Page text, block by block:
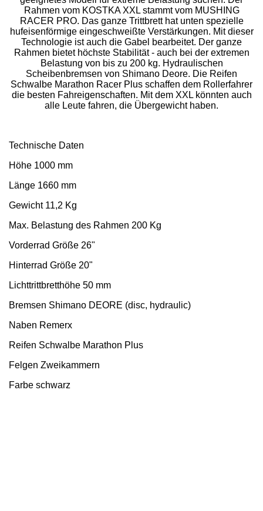
Rahmen vom KOSTKA XXL stammt vom MUSHING
RACER PRO. Das ganze Trittbrett hat unten spezielle
hufeisenförmige eingeschweißte Verstärkungen. Mit dieser
Technologie ist auch die Gabel bearbeitet. Der ganze
Rahmen bietet höchste Stabilität - auch bei der extremen
Belastung von bis zu 200 kg. Hydraulischen
Scheibenbremsen von Shimano Deore. Die Reifen
Schwalbe Marathon Racer Plus schaffen dem Rollerfahrer
die besten Fahreigenschaften. Mit dem XXL könnten auch
alle Leute fahren, die Übergewicht haben.
Technische Daten
Höhe 1000 mm
Länge 1660 mm
Gewicht 11,2 Kg
Max. Belastung des Rahmen 200 Kg
Vorderrad Größe 26"
Hinterrad Größe 20"
Lichttrittbretthöhe 50 mm
Bremsen Shimano DEORE (disc, hydraulic)
Naben Remerx
Reifen Schwalbe Marathon Plus
Felgen Zweikammern
Farbe schwarz